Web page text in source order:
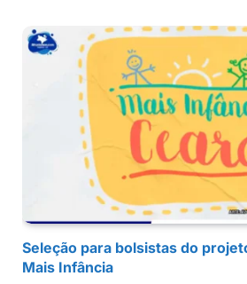
Seleção para bolsistas do
Mais Infância